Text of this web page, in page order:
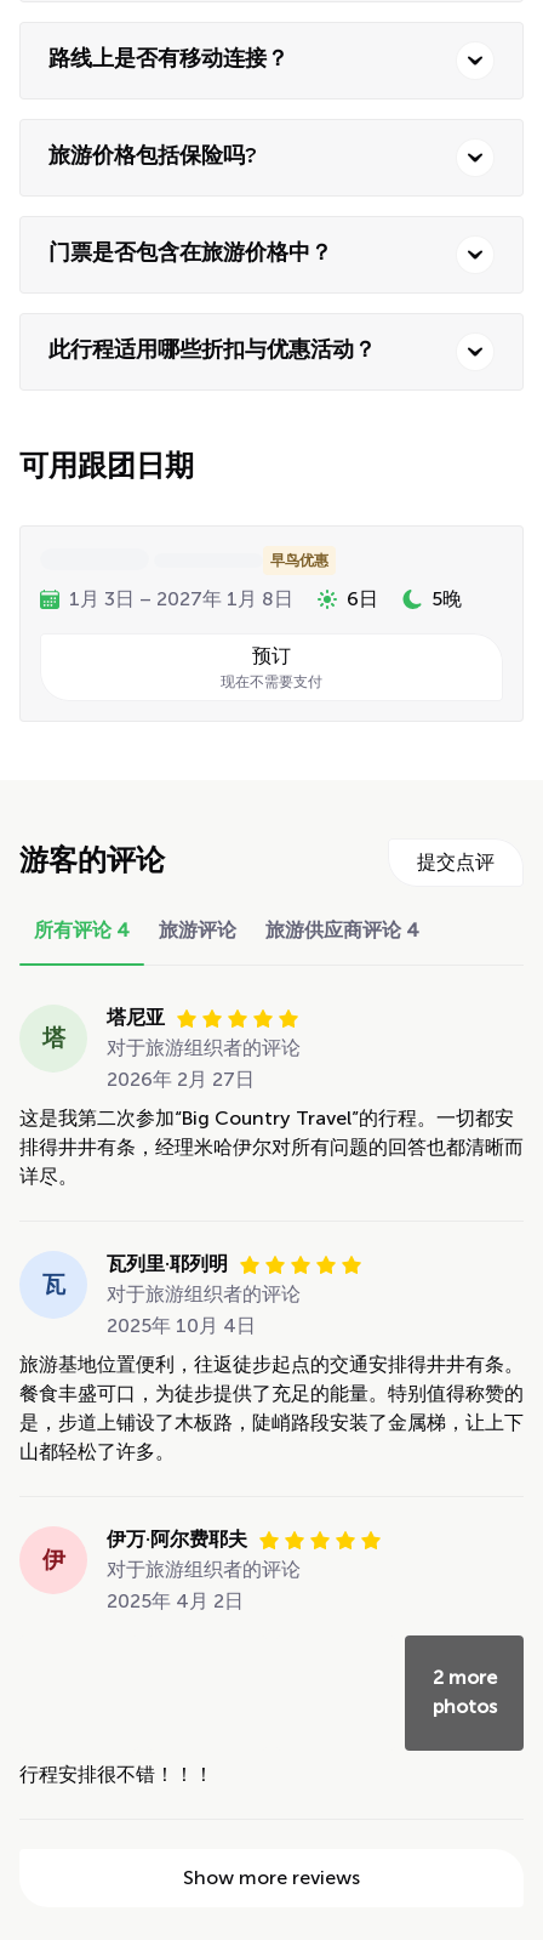
路线上是否有移动连接？
旅游价格包括保险吗?
门票是否包含在旅游价格中？
此行程适用哪些折扣与优惠活动？
可用跟团日期
早鸟优惠
1月 3日 – 2027年 1月 8日 6日 5晚
预订
现在不需要支付
游客的评论 提交点评
所有评论 4 旅游评论 旅游供应商评论 4
塔
塔尼亚
对于旅游组织者的评论
2026年 2月 27日
这是我第二次参加“Big Country Travel”的行程。一切都安
排得井井有条，经理米哈伊尔对所有问题的回答也都清晰而
详尽。
瓦
瓦列里·耶列明
对于旅游组织者的评论
2025年 10月 4日
旅游基地位置便利，往返徒步起点的交通安排得井井有条。
餐食丰盛可口，为徒步提供了充足的能量。特别值得称赞的
是，步道上铺设了木板路，陡峭路段安装了金属梯，让上下
山都轻松了许多。
伊
伊万·阿尔费耶夫
对于旅游组织者的评论
2025年 4月 2日
2 more
photos
行程安排很不错！！！
Show more reviews